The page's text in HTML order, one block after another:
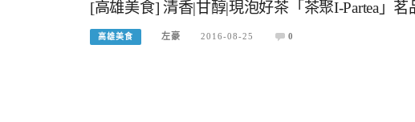
[高雄美食] 清香|甘醇|現泡好茶「茶聚I-Partea」茗
高雄美食 左豪 2016-08-25 0